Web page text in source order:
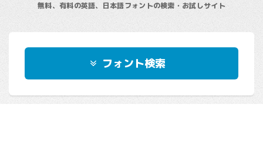
無料、有料の英語、日本語フォントの検索・お試しサイト
フォント検索